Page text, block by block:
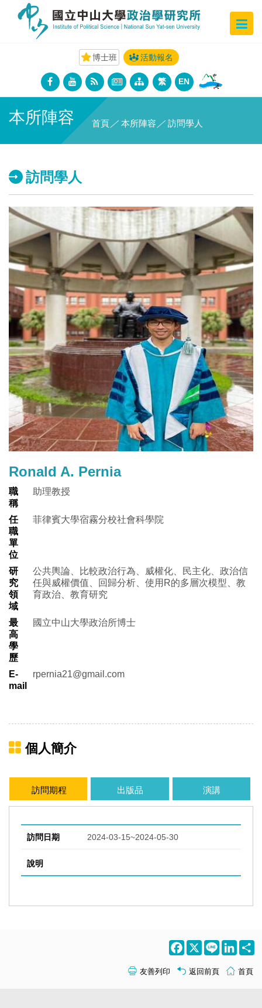
博士班 活動報名
繁 EN
本所陣容 首頁 ／ 本所陣容 ／ 訪問學人
訪問學人
Ronald A. Pernia
職
稱
助理教授
任
職
單
位
菲律賓大學宿霧分校社會科學院
研
究
領
域
公共輿論、比較政治行為、威權化、民主化、政治信
任與威權價值、回歸分析、使用R的多層次模型、教
育政治、教育研究
最
高
學
歷
國立中山大學政治所博士
E-
mail
rpernia21@gmail.com
個人簡介
訪問期程 出版品 演講
訪問日期 2024-03-15~2024-05-30
說明
Facebook
X Line
友善列印 返回前頁 首頁